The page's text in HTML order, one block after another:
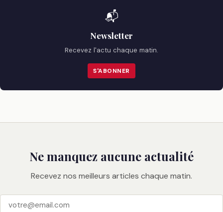
📬
Newsletter
Recevez l'actu chaque matin.
S'ABONNER
Ne manquez aucune actualité
Recevez nos meilleurs articles chaque matin.